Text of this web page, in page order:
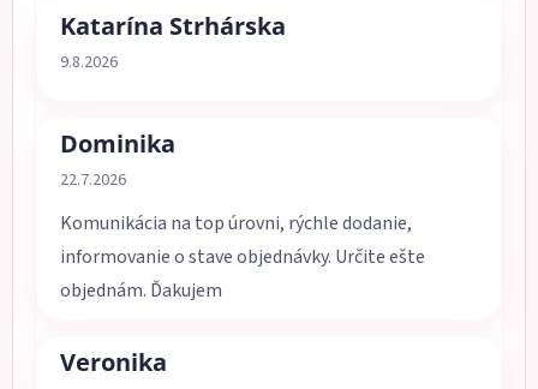
Katarína Strhárska
Hodnotenie obchodu je 5 z 5 hviezdičiek.
9.8.2026
Dominika
Hodnotenie obchodu je 5 z 5 hviezdičiek.
22.7.2026
Komunikácia na top úrovni, rýchle dodanie,
informovanie o stave objednávky. Určite ešte
objednám. Ďakujem
Veronika